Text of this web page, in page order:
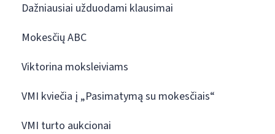
Dažniausiai užduodami klausimai
Mokesčių ABC
Viktorina moksleiviams
VMI kviečia į „Pasimatymą su mokesčiais“
VMI turto aukcionai